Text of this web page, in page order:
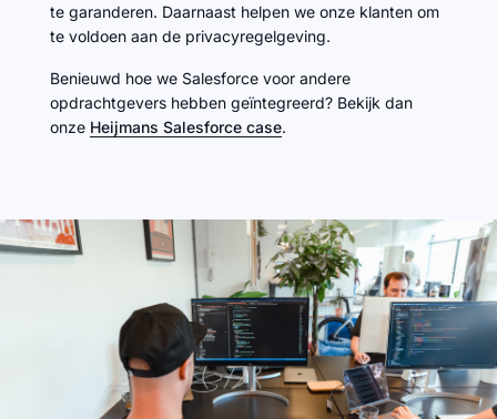
te garanderen. Daarnaast helpen we onze klanten om
te voldoen aan de privacyregelgeving.
Benieuwd hoe we Salesforce voor andere
opdrachtgevers hebben geïntegreerd? Bekijk dan
onze Heijmans Salesforce case.